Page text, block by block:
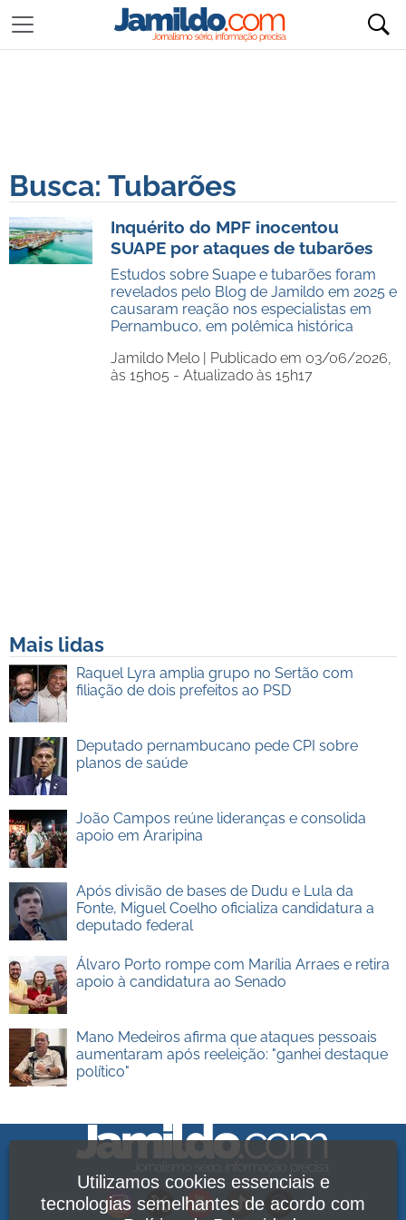
Busca: Tubarões
Inquérito do MPF inocentou
SUAPE por ataques de tubarões
Estudos sobre Suape e tubarões foram
revelados pelo Blog de Jamildo em 2025 e
causaram reação nos especialistas em
Pernambuco, em polêmica histórica
Jamildo Melo | Publicado em 03/06/2026,
às 15h05 - Atualizado às 15h17
Mais lidas
Raquel Lyra amplia grupo no Sertão com
filiação de dois prefeitos ao PSD
Deputado pernambucano pede CPI sobre
planos de saúde
João Campos reúne lideranças e consolida
apoio em Araripina
Após divisão de bases de Dudu e Lula da
Fonte, Miguel Coelho oficializa candidatura a
deputado federal
Álvaro Porto rompe com Marília Arraes e retira
apoio à candidatura ao Senado
Mano Medeiros afirma que ataques pessoais
aumentaram após reeleição: "ganhei destaque
político"
Utilizamos cookies essenciais e
tecnologias semelhantes de acordo com